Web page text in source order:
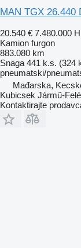
MAN TGX 26.440
20.540 € 7.480.000
Kamion furgon
883.080 km
Snaga 441 k.s. (324
pneumatski/
Mađarska,
Kubicsek Jármű-
Kontaktirajte